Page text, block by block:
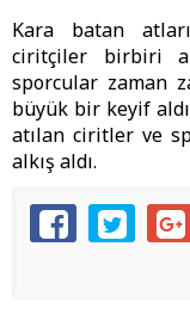
Kara batan
ciritçiler birbiri
sporcular zaman
büyük bir keyif
atılan ciritler ve
alkış aldı.